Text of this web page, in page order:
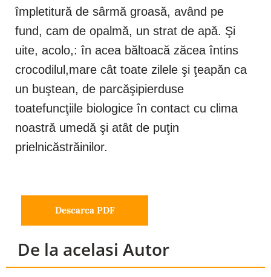
împletitură de sârmă groasă, având pe
fund, cam de opalmă, un strat de apă. Şi
uite, acolo,: în acea băltoacă zăcea întins
crocodilul,mare cât toate zilele şi ţeapăn ca
un buştean, de parcăşipierduse
toatefuncţiile biologice în contact cu clima
noastră umedă şi atât de puţin
prielnicăstrăinilor.
Descarca PDF
De la acelasi Autor